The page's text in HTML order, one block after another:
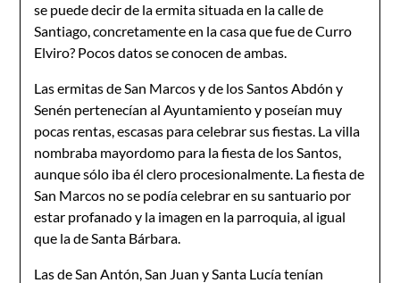
se puede decir de la ermita situada en la calle de
Santiago, concretamente en la casa que fue de Curro
Elviro? Pocos datos se conocen de ambas.
Las ermitas de San Marcos y de los Santos Abdón y
Senén perte­necían al Ayuntamiento y poseían muy
pocas rentas, escasas para celebrar sus fiestas. La villa
nombraba mayordomo para la fiesta de los Santos,
aunque sólo iba él clero procesionalmente. La fies­ta de
San Marcos no se podía celebrar en su santuario por
estar profanado y la imagen en la parroquia, al igual
que la de Santa Bárbara.
Las de San Antón, San Juan y Santa Lucía tenían